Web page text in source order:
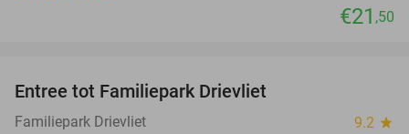
€21 ,50
Entree tot Familiepark Drievliet
Familiepark Drievliet 9.2 star